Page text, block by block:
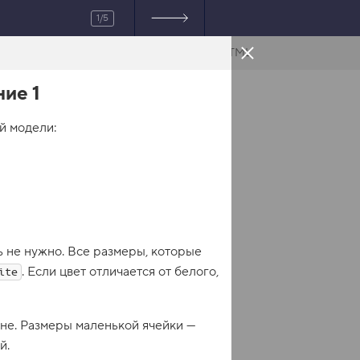
1/5
1
модели:
не нужно. Все размеры, которые
. Если цвет отличается от белого,
Размеры маленькой ячейки —
HTML